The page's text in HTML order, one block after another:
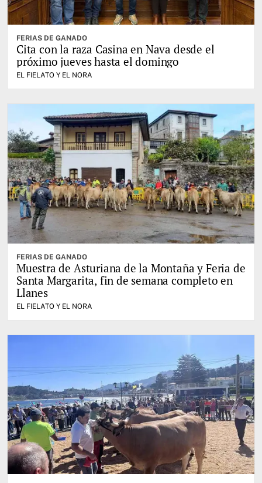
FERIAS DE GANADO
Cita con la raza Casina en Nava desde el
próximo jueves hasta el domingo
EL FIELATO Y EL NORA
FERIAS DE GANADO
Muestra de Asturiana de la Montaña y Feria de
Santa Margarita, fin de semana completo en
Llanes
EL FIELATO Y EL NORA